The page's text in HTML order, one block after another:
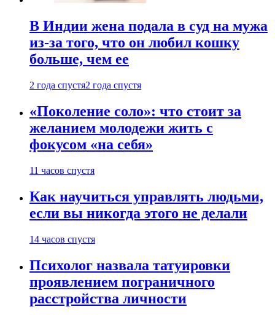
В Индии жена подала в суд на мужа
из-за того, что он любил кошку
больше, чем ее
2 года спустя2 года спустя
«Поколение соло»: что стоит за
желанием молодежи жить с
фокусом «на себя»
11 часов спустя
Как научиться управлять людьми,
если вы никогда этого не делали
14 часов спустя
Психолог назвала татуировки
проявлением пограничного
расстройства личности